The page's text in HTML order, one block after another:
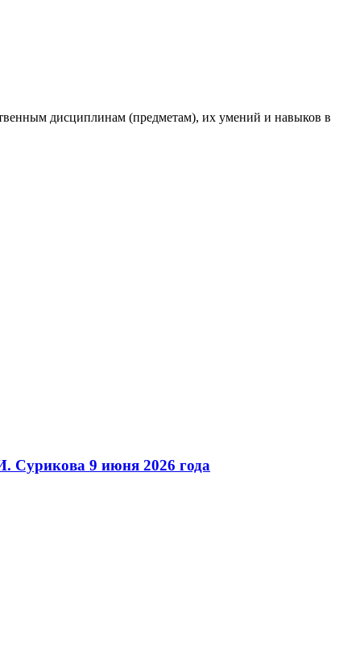
дисциплинам (предметам), их умений и навыков в
Сурикова 9 июня 2026 года